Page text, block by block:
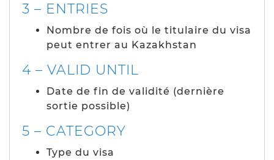
3 – ENTRIES
Nombre de fois où le titulaire du visa
peut entrer au Kazakhstan
4 – VALID UNTIL
Date de fin de validité (dernière
sortie possible)
5 – CATEGORY
Type du visa